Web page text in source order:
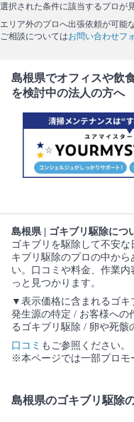
選択された条件に該当するプロが
エリア外のプロへ出張依頼が可能
ご相談についてはお問い合わせフ
島根県でオフィスや飲
を検討中の法人の方へ
島根県 | ゴキブリ駆除につ
ゴキブリを駆除して不安
キブリ駆除のプロの中か
い。口コミや料金、作業
っと見つかります。
▼表示価格に含まれるゴキ
発生源の特定 / お客様への
るゴキブリ駆除 / 卵や死骸
口コミ もご参照ください。
※本ページでは一部プロモ
島根県のゴキブリ駆除